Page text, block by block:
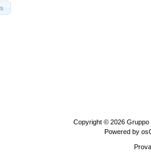
Copyright © 2026 Gruppo
Powered by
Prova